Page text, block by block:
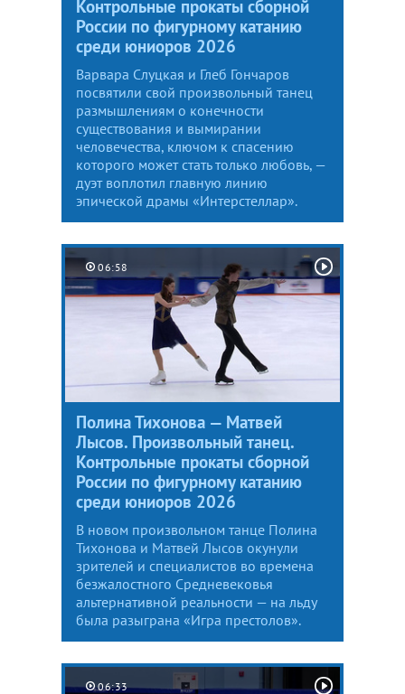
Контрольные прокаты сборной
России по фигурному катанию
среди юниоров 2026
Варвара Слуцкая и Глеб Гончаров
посвятили свой произвольный танец
размышлениям о конечности
существования и вымирании
человечества, ключом к спасению
которого может стать только любовь, —
дуэт воплотил главную линию
эпической драмы «Интерстеллар».
06:58
Полина Тихонова — Матвей
Лысов. Произвольный танец.
Контрольные прокаты сборной
России по фигурному катанию
среди юниоров 2026
В новом произвольном танце Полина
Тихонова и Матвей Лысов окунули
зрителей и специалистов во времена
безжалостного Средневековья
альтернативной реальности — на льду
была разыграна «Игра престолов».
06:33